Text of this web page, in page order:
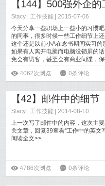
【144】500强外企
Stacy |工作技能 | 2015-07-06
今天分享一些职场上一些小的习惯
的同事，很多时候一些工作细节上
这个还是以前小A在念书期间实习的
如果有人离开电脑而电脑没锁屏的
免会有访客，甚至会有商业间谍，
ė 4062次浏览 6 0条评论
【42】邮件中的细节
Stacy |工作技能 | 2014-08-10
上一次写了邮件中的内容，这次主
关文章，回复39查看“工作中的英文写
阅读全文>>
ė 4786次浏览 6 0条评论